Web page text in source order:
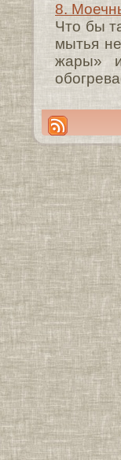
8.
Что бы
мытья
жары»